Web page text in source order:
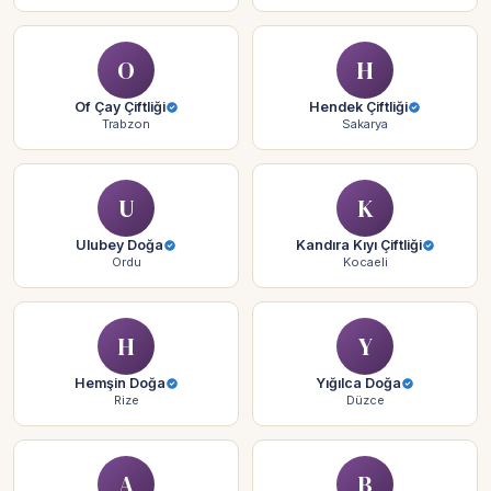
O
Of Çay Çiftliği
Trabzon
H
Hendek Çiftliği
Sakarya
U
Ulubey Doğa
Ordu
K
Kandıra Kıyı Çiftliği
Kocaeli
H
Hemşin Doğa
Rize
Y
Yığılca Doğa
Düzce